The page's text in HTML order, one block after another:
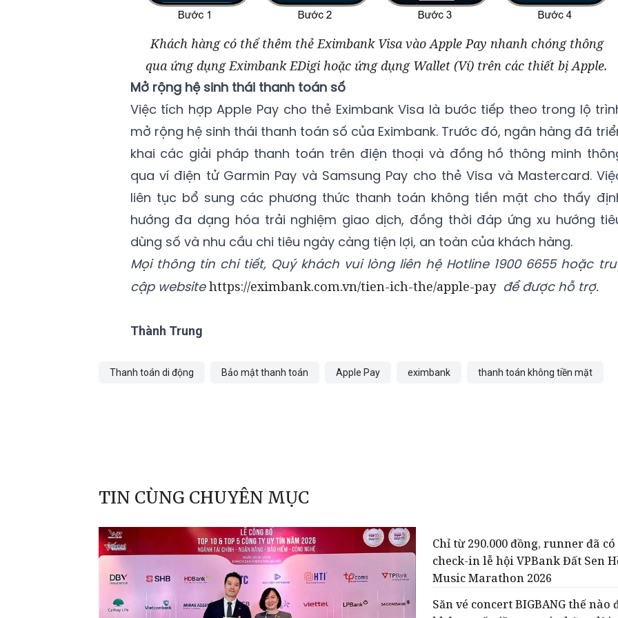
Khách hàng có thể thêm thẻ Eximbank Visa vào Apple Pay nhanh chóng thông
qua ứng dụng Eximbank EDigi hoặc ứng dụng Wallet (Ví) trên các thiết bị Apple.
Mở rộng hệ sinh thái thanh toán số
Việc tích hợp Apple Pay cho thẻ Eximbank Visa là bước tiếp theo trong lộ
mở rộng hệ sinh thái thanh toán số của Eximbank. Trước đó, ngân hàng đã
khai các giải pháp thanh toán trên điện thoại và đồng hồ thông minh
qua ví điện tử Garmin Pay và Samsung Pay cho thẻ Visa và Mastercard.
liên tục bổ sung các phương thức thanh toán không tiền mặt cho thấy
hướng đa dạng hóa trải nghiệm giao dịch, đồng thời đáp ứng xu hướng
dùng số và nhu cầu chi tiêu ngày càng tiện lợi, an toàn của khách hàng.
Mọi thông tin chi tiết, Quý khách vui lòng liên hệ Hotline 1900 6655 hoặc
cập websitehttps://eximbank.com.vn/tien-ich-the/apple-pay để được hỗ trợ.
Thành Trung
Thanh toán di động Bảo mật thanh toán Apple Pay eximbank thanh toán không tiền mặt
TIN CÙNG CHUYÊN MỤC
Chỉ từ 290.000 đồng, runner đã
check-in lễ hội VPBank Đất Sen
Music Marathon 2026
Săn vé concert BIGBANG thế nào